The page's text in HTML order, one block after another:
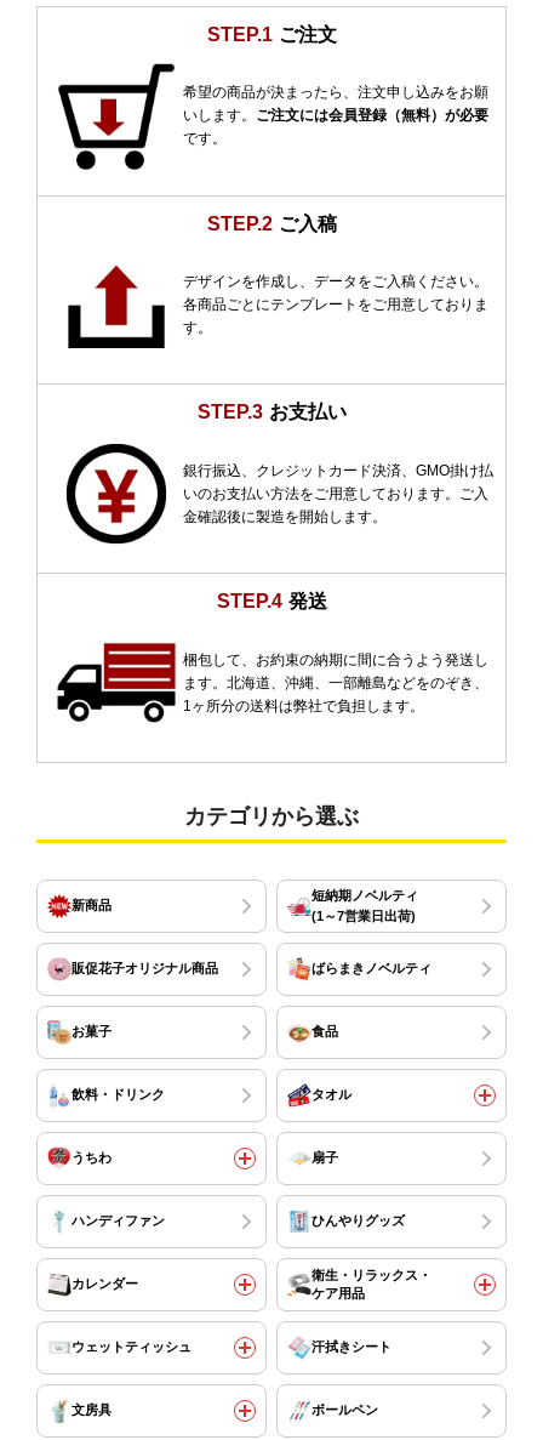
STEP.1 ご注文
希望の商品が決まったら、注文申し込みをお願
いします。 ご注文には会員登録（無料）が必要
です。
STEP.2 ご入稿
デザインを作成し、データをご入稿ください。
各商品ごとにテンプレートをご用意しておりま
す。
STEP.3 お支払い
銀行振込、クレジットカード決済、GMO掛け払
いのお支払い方法をご用意しております。ご入
金確認後に製造を開始します。
STEP.4 発送
梱包して、お約束の納期に間に合うよう発送し
ます。北海道、沖縄、一部離島などをのぞき、
1ヶ所分の送料は弊社で負担します。
カテゴリから選ぶ
新商品
短納期ノベルティ
(1～7営業日出荷)
販促花子オリジナル商品 ばらまきノベルティ
お菓子 食品
飲料・ドリンク タオル
うちわ 扇子
ハンディファン ひんやりグッズ
カレンダー
衛生・リラックス・
ケア用品
ウェットティッシュ 汗拭きシート
文房具 ボールペン